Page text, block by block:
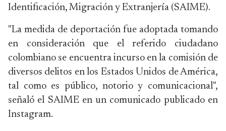
Identificación, Migración y Extranjería (SAIME).
"La medida de deportación fue adoptada tomando
en consideración que el referido ciudadano
colombiano se encuentra incurso en la comisión de
diversos delitos en los Estados Unidos de América,
tal como es público, notorio y comunicacional",
señaló el SAIME en un comunicado publicado en
Instagram.